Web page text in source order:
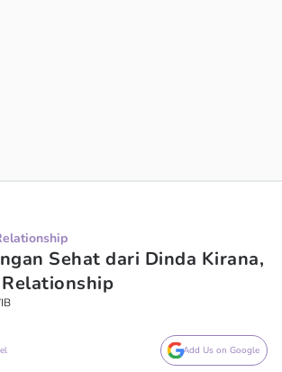
Sehat dari Dinda Kirana,
Add Us on Google